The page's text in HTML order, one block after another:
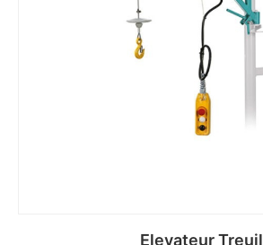
Elevateur Treuil